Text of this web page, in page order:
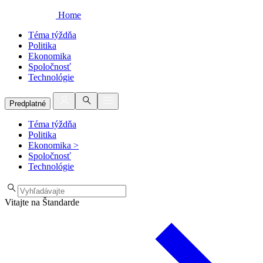
Home
Téma týždňa
Politika
Ekonomika
Spoločnosť
Technológie
Predplatné
Téma týždňa
Politika
Ekonomika >
Spoločnosť
Technológie
Vitajte na Štandarde